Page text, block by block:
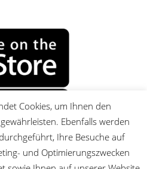
Cookies, um Ihnen den
Ebenfalls werden
Ihre Besuche auf
und Optimierungszwecken